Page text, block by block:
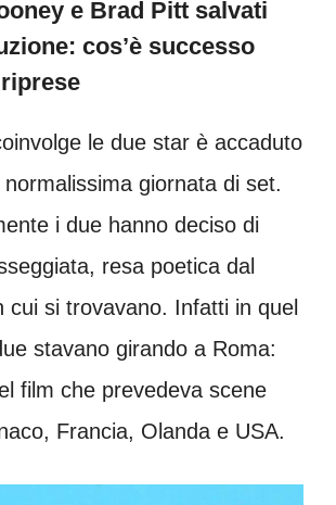
e Brad Pitt salvati
cos’è successo
le due star è accaduto
giornata di set.
i due hanno deciso di
resa poetica dal
cui si trovavano. Infatti in quel
stavano girando a Roma:
film che prevedeva scene
Francia, Olanda e USA.